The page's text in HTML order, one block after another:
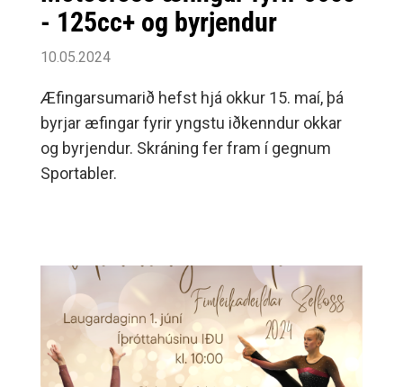
- 125cc+ og byrjendur
10.05.2024
Æfingarsumarið hefst hjá okkur 15. maí, þá
byrjar æfingar fyrir yngstu iðkenndur okkar
og byrjendur. Skráning fer fram í gegnum
Sportabler.